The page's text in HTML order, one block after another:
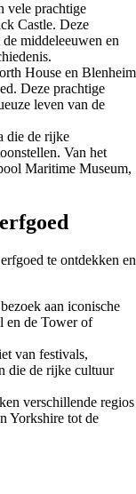
vele prachtige
Castle. Deze
middeleeuwen en
House en Blenheim
Deze prachtige
leven van de
die de rijke
Van het
Maritime Museum,
te ontdekken en
aan iconische
en de Tower of
van festivals,
die de rijke cultuur
verschillende regios
Yorkshire tot de